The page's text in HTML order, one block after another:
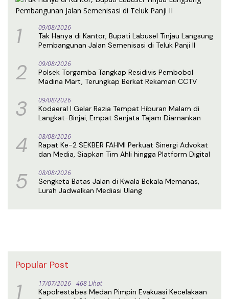
1 09/08/2026
Tak Hanya di Kantor, Bupati Labusel Tinjau Langsung
Pembangunan Jalan Semenisasi di Teluk Panji II
2 09/08/2026
Polsek Torgamba Tangkap Residivis Pembobol
Madina Mart, Terungkap Berkat Rekaman CCTV
3 09/08/2026
Kodaeral I Gelar Razia Tempat Hiburan Malam di
Langkat-Binjai, Empat Senjata Tajam Diamankan
4 08/08/2026
Rapat Ke-2 SEKBER FAHMI Perkuat Sinergi Advokat
dan Media, Siapkan Tim Ahli hingga Platform Digital
5 08/08/2026
Sengketa Batas Jalan di Kwala Bekala Memanas,
Lurah Jadwalkan Mediasi Ulang
Popular Post
1 17/07/2026 468 Lihat
Kapolrestabes Medan Pimpin Evakuasi Kecelakaan